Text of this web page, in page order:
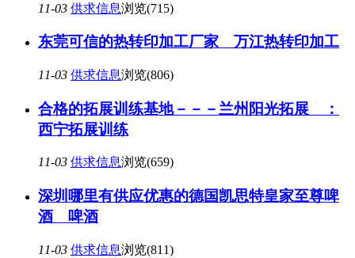
11-03 供求信息浏览(715)
东莞可信的热转印加工厂家 万江热转印加工
11-03 供求信息浏览(806)
合格的拓展训练基地－－－兰州阳光拓展 ：
西宁拓展训练
11-03 供求信息浏览(659)
深圳哪里有供应优惠的德国凯思特皇家至尊啤
酒 啤酒
11-03 供求信息浏览(811)